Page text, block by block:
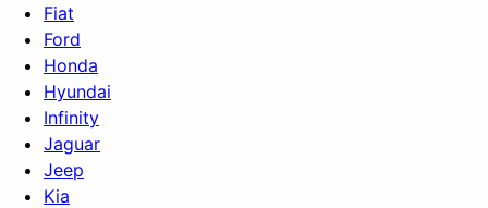
Fiat
Ford
Honda
Hyundai
Infinity
Jaguar
Jeep
Kia